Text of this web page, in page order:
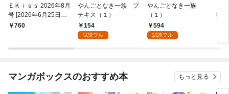
ＥＫｉｓｓ 2026年8月
号 [2026年6月25日発
売]760
やんごとなき一族 プ
チキス（１）
154
試読フル
やんごとなき一族
（１）
594
試読フル
探
マンガボックスのおすすめ本 もっと見る